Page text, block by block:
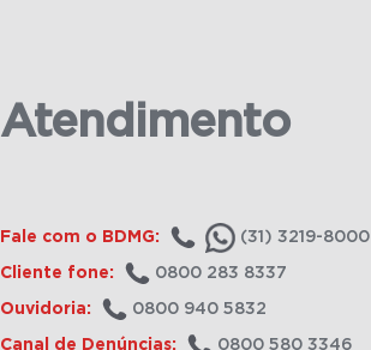
Atendimento
Fale com o BDMG: (31) 3219-8000
Cliente fone: 0800 283 8337
Ouvidoria: 0800 940 5832
Canal de Denúncias: 0800 580 3346